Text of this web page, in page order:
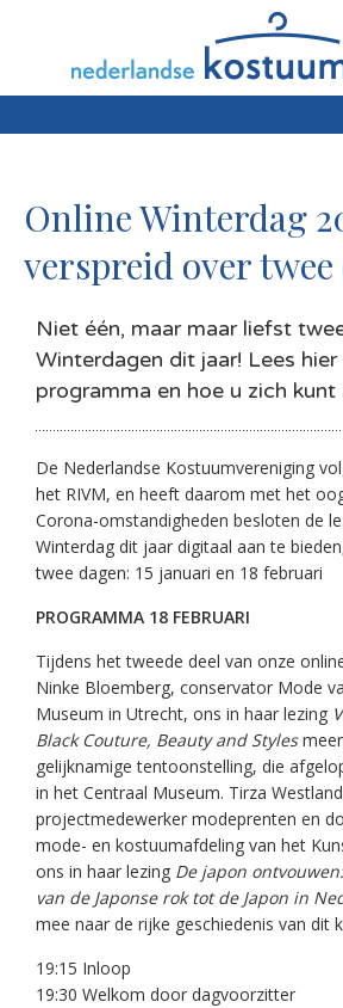
Online Winterdag
verspreid over twee
Niet één, maar maar liefst
Winterdagen dit jaar! Lees
programma en hoe u zich kunt
De Nederlandse Kostuumvereniging
het RIVM, en heeft daarom met het
Corona-omstandigheden besloten de
Winterdag dit jaar digitaal aan te
twee dagen: 15 januari en 18 februari
PROGRAMMA 18 FEBRUARI
Tijdens het tweede deel van onze
Ninke Bloemberg, conservator Mode
Museum in Utrecht, ons in haar lezing
Black Couture, Beauty and Styles
gelijknamige tentoonstelling, die
in het Centraal Museum. Tirza
projectmedewerker modeprenten en
mode- en kostuumafdeling van het
ons in haar lezing De japon
van de Japonse rok tot de Japon in
mee naar de rijke geschiedenis van dit
19:15 Inloop
19:30 Welkom door dagvoorzitter